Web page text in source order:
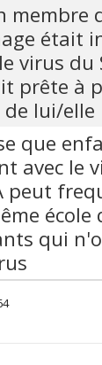
membre
était
virus du
prête à
de lui/elle
que
avec le
peut
école
qui